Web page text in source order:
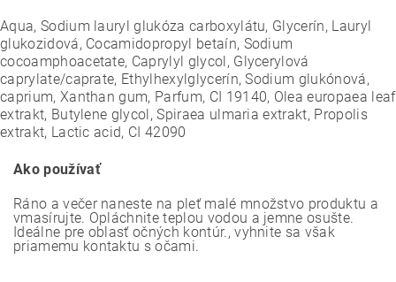
Aqua, Sodium lauryl glukóza carboxylátu, Glycerín, Lauryl
glukozidová, Cocamidopropyl betaín, Sodium
cocoamphoacetate, Caprylyl glycol, Glycerylová
caprylate/caprate, Ethylhexylglycerín, Sodium glukónová,
caprium, Xanthan gum, Parfum, CI 19140, Olea europaea leaf
extrakt, Butylene glycol, Spiraea ulmaria extrakt, Propolis
extrakt, Lactic acid, CI 42090
Ako používať
Ráno a večer naneste na pleť malé množstvo produktu a
vmasírujte. Opláchnite teplou vodou a jemne osušte.
Ideálne pre oblasť očných kontúr., vyhnite sa však
priamemu kontaktu s očami.